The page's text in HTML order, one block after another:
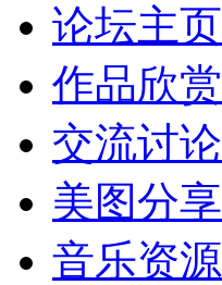
论坛主页
作品欣赏
交流讨论
美图分享
音乐资源